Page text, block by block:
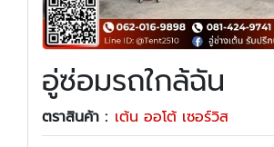
อู่ซ่อมรถใกล้ฉัน
ตราสินค้า : เต้น ออโต้ เซอร์วิส